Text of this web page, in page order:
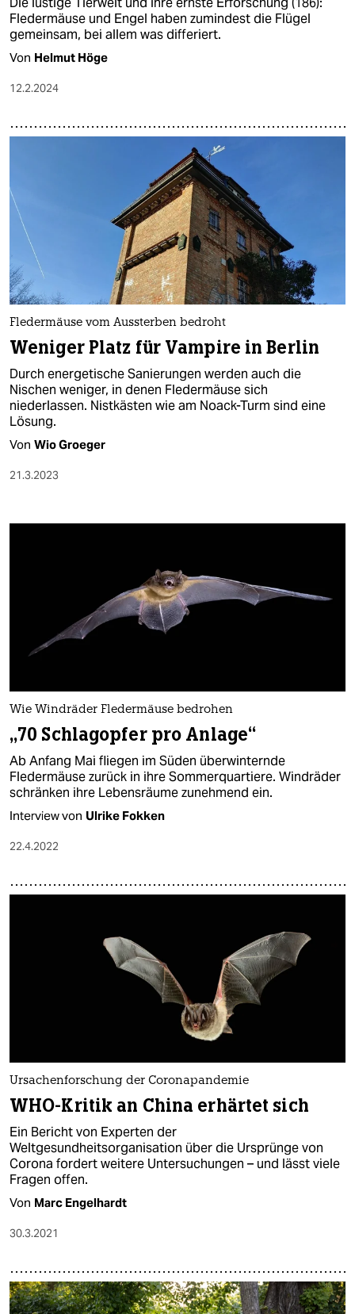
Fledermäuse und Engel haben zumindest die Flügel
gemeinsam, bei allem was differiert.
Von Helmut Höge
12.2.2024
Fledermäuse vom Aussterben bedroht
Weniger Platz für Vampire in Berlin
Durch energetische Sanierungen werden auch die
Nischen weniger, in denen Fledermäuse sich
niederlassen. Nistkästen wie am Noack-Turm sind eine
Lösung.
Von Wio Groeger
21.3.2023
Wie Windräder Fledermäuse bedrohen
„70 Schlagopfer pro Anlage“
Ab Anfang Mai fliegen im Süden überwinternde
Fledermäuse zurück in ihre Sommerquartiere. Windräder
schränken ihre Lebensräume zunehmend ein.
Interview von Ulrike Fokken
22.4.2022
Ursachenforschung der Coronapandemie
WHO-Kritik an China erhärtet sich
Ein Bericht von Experten der
Weltgesundheitsorganisation über die Ursprünge von
Corona fordert weitere Untersuchungen – und lässt viele
Fragen offen.
Von Marc Engelhardt
30.3.2021